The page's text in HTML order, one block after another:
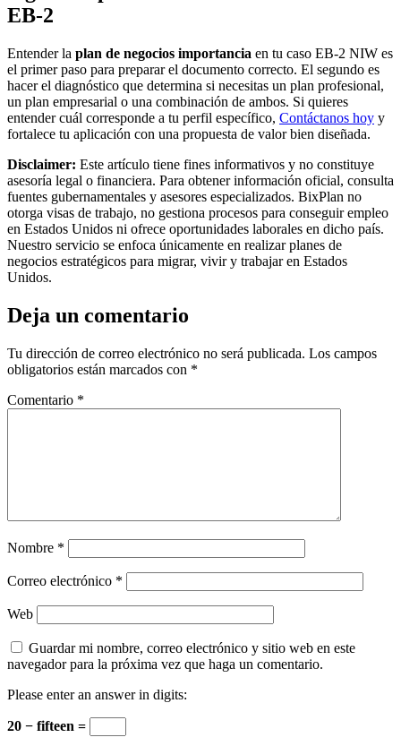
EB-2
Entender la plan de negocios importancia en tu caso EB-2 NIW es
el primer paso para preparar el documento correcto. El segundo es
hacer el diagnóstico que determina si necesitas un plan profesional,
un plan empresarial o una combinación de ambos. Si quieres
entender cuál corresponde a tu perfil específico, Contáctanos hoy y
fortalece tu aplicación con una propuesta de valor bien diseñada.
Disclaimer: Este artículo tiene fines informativos y no constituye
asesoría legal o financiera. Para obtener información oficial, consulta
fuentes gubernamentales y asesores especializados. BixPlan no
otorga visas de trabajo, no gestiona procesos para conseguir empleo
en Estados Unidos ni ofrece oportunidades laborales en dicho país.
Nuestro servicio se enfoca únicamente en realizar planes de
negocios estratégicos para migrar, vivir y trabajar en Estados
Unidos.
Deja un comentario
Tu dirección de correo electrónico no será publicada. Los campos
obligatorios están marcados con *
Comentario *
Nombre *
Correo electrónico *
Web
Guardar mi nombre, correo electrónico y sitio web en este
navegador para la próxima vez que haga un comentario.
Please enter an answer in digits:
20 − fifteen =